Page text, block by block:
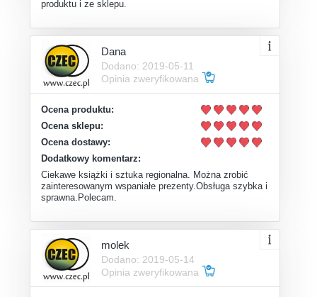
produktu i ze sklepu.
Dana
Dodano: 2019-05-11
Opinia zweryfikowana
Ocena produktu:
Ocena sklepu:
Ocena dostawy:
Dodatkowy komentarz:
Ciekawe książki i sztuka regionalna. Można zrobić
zainteresowanym wspaniałe prezenty.Obsługa szybka i
sprawna.Polecam.
molek
Dodano: 2019-05-14
Opinia zweryfikowana